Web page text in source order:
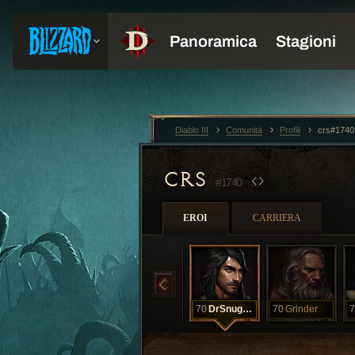
CRS #1740
EROI CARRIERA
70 DrSnuggles 70Grinder
Diablo III Comunità Profili crs#1740